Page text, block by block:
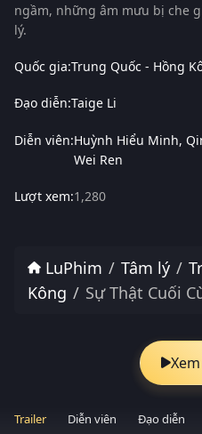
ngầm, những âm mưu bị che
lý.
Quốc gia:Trung Quốc - Hồng
Đạo diễn:Taige Li
Diễn viên:Huỳnh Hiểu Minh
Wei Ren
Lượt xem:1,280
LuPhim Tâm lý
Kông
Sự Thật Cuối
Trailer Diễn viên Đạo diễn